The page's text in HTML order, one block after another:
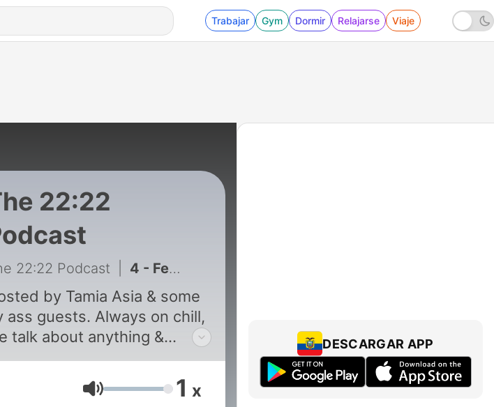
Trabajar Gym Dormir Relajarse Viaje
22:22
22:22 Podcast 4 - Feeling Overwhelmed, Real Friendship & Untalented Artists | The 22:22 Podcast
by Tamia Asia & some
ass guests. Always on chill,
talk about anything &
Listening to 22:22
feel like one of those
late night convos you
Volumen 1 x
DESCARGAR APP